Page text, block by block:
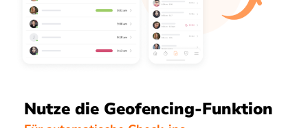
Nutze die Geofencing-Funktion